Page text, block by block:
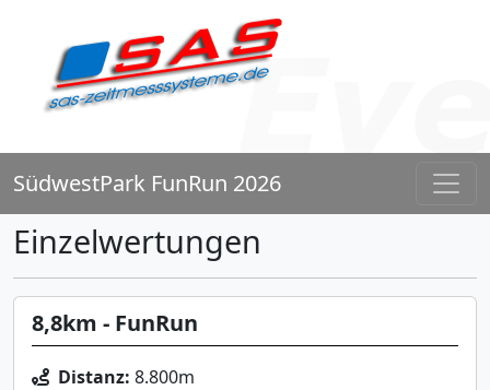
SüdwestPark FunRun 2026
Einzelwertungen
8,8km - FunRun
Distanz: 8.800m